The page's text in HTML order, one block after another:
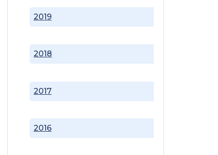
2016
2017
2018
2019